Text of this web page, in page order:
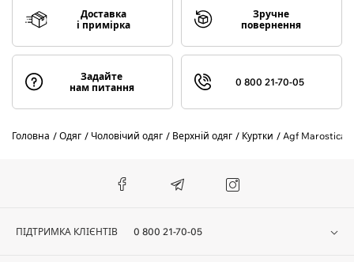
Доставка
і примірка
Зручне
повернення
Задайте
нам питання
0 800 21-70-05
Головна Одяг Чоловічий одяг Верхній одяг Куртки Agf Marostica
ПІДТРИМКА КЛІЄНТІВ 0 800 21-70-05